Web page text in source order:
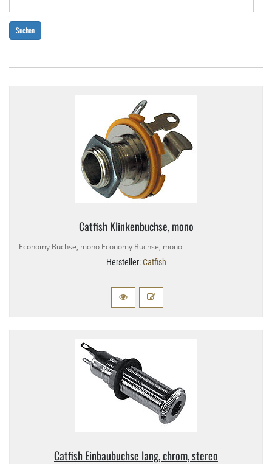
Suchen
Catfish Klinkenbuchse, mono
Economy Buchse, mono Economy Buchse, mono
Hersteller:Catfish
Catfish Einbaubuchse lang, chrom, stereo